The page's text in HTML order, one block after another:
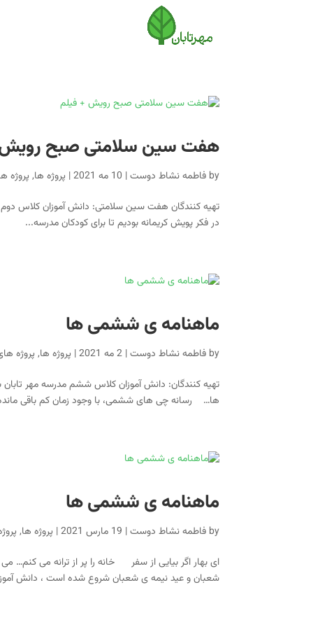
هفت سین سلامتی صبح رویش
by فاطمه نشاط دوست| 10 مه 2021 | پروژه ها, پروژه های
تهیه کنندگان هفت سین سلامتی: دانش آموزان کلاس دوم
در فکر پویش کریمانه بودیم تا برای کودکان مدرسه...
ماهنامه ی ششمی ها
by فاطمه نشاط دوست|2 مه 2021 | پروژه ها, پروژه های
تهیه کنندگان: دانش آموزان کلاس ششم مدرسه مهر
ها… رسانه چی های ششمی، با وجود زمان کم باقی
ماهنامه ی ششمی ها
by فاطمه نشاط دوست| 19 مارس 2021 | پروژه ها,
شعبان و عید نیمه ی شعبان شروع شده است ، دانش آموزان پایه ی ششم مدرسه